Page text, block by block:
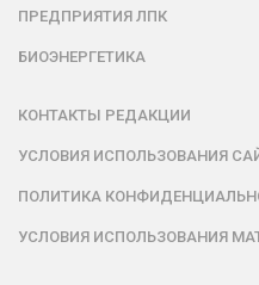
ПРЕДПРИЯТИЯ ЛПК
БИОЭНЕРГЕТИКА
КОНТАКТЫ РЕДАКЦИИ
УСЛОВИЯ ИСПОЛЬЗОВАНИЯ
ПОЛИТИКА
УСЛОВИЯ ИСПОЛЬЗОВАНИЯ